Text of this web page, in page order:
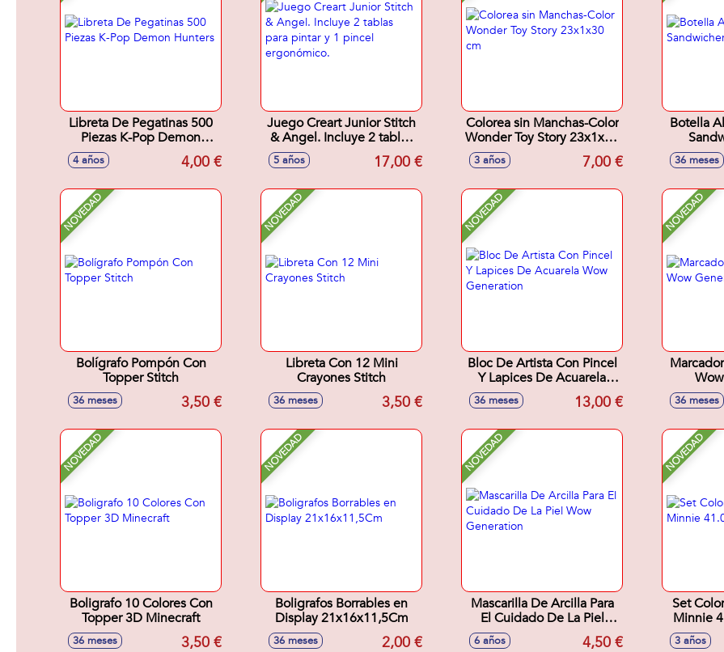
Libreta De Pegatinas 500
Piezas K-Pop Demon
4 años 4,00 €
Juego Creart Junior Stitch
& Angel. Incluye 2 tablas
para pintar y 1 pincel
ergonómico.
5 años 17,00 €
Colorea sin Manchas-Color
Wonder Toy Story 23x1x30
3 años 7,00 €
Botella
36 meses
NOVEDAD
Bolígrafo Pompón Con
Topper Stitch
36 meses 3,50 €
NOVEDAD
Libreta Con 12 Mini
Crayones Stitch
36 meses 3,50 €
NOVEDAD
Bloc De Artista Con Pincel
Y Lapices De Acuarela
Wow Generation
36 meses 13,00 €
NOVEDAD
36 meses
NOVEDAD
Boligrafo 10 Colores Con
Topper 3D Minecraft
36 meses 3,50 €
NOVEDAD
Boligrafos Borrables en
Display 21x16x11,5Cm
36 meses 2,00 €
NOVEDAD
Mascarilla De Arcilla Para
El Cuidado De La Piel
Wow Generation
6 años 4,50 €
NOVEDAD
Set
Minnie
3 años